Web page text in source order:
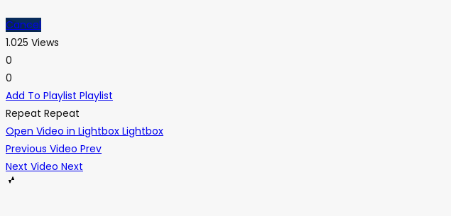
Cancel
1.025 Views
0
0
Add To Playlist Playlist
Repeat Repeat
Open Video in Lightbox Lightbox
Previous Video Prev
Next Video Next